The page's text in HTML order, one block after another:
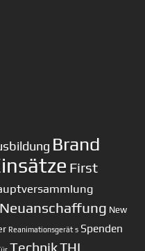
Brand
First
Neuanschaffung New
Reanimationsgerät s Spenden
TechnikTHL